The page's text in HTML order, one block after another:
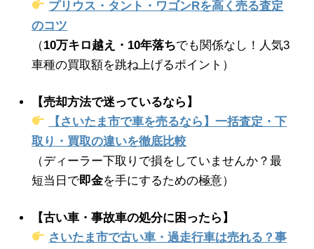
プリウス・タント・ワゴンRを高く売る査定
のコツ
（10万キロ越え・10年落ちでも関係なし！人気3
車種の買取額を跳ね上げるポイント）
【売却方法で迷っているなら】
【さいたま市で車を売るなら】一括査定・下
取り・買取の違いを徹底比較
（ディーラー下取りで損をしていませんか？最
短当日で即金を手にするための極意）
【古い車・事故車の処分に困ったら】
さいたま市で古い車・過走行車は売れる？事